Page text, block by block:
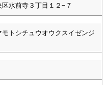
水前寺３丁目１２−７
トシチュウオウクスイゼンジ